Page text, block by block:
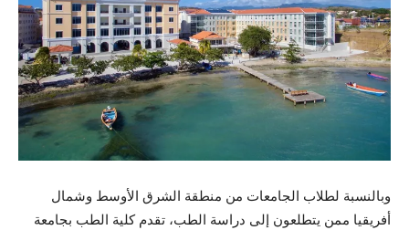
وبالنسبة لطلاب الجامعات من منطقة الشرق الأوسط وشمال
أفريقيا ممن يتطلعون إلى دراسة الطب، تقدم كلية الطب بجامعة